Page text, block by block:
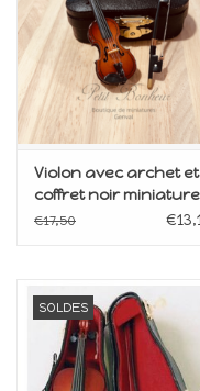
Violon avec archet et
coffret noir miniature
1:12
€17,50
SOLDES